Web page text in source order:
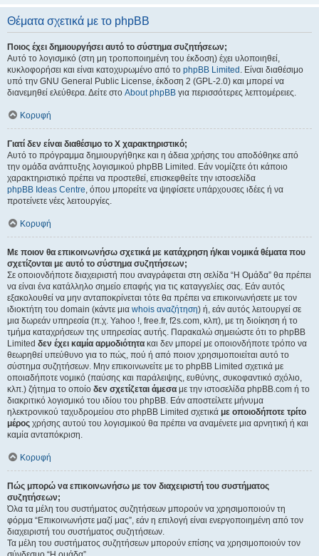
Θέματα σχετικά με το phpBB
Ποιος έχει δημιουργήσει αυτό το σύστημα συζητήσεων;
Αυτό το λογισμικό (στη μη τροποποιημένη του έκδοση) έχει υλοποιηθεί,
κυκλοφορήσει και είναι κατοχυρωμένο από το phpBB Limited . Είναι διαθέσιμο
υπό την GNU General Public License, έκδοση 2 (GPL-2.0) και μπορεί να
διανεμηθεί ελεύθερα. Δείτε στο About phpBB για περισσότερες λεπτομέρειες.
Κορυφή
Γιατί δεν είναι διαθέσιμο το Χ χαρακτηριστικό;
Αυτό το πρόγραμμα δημιουργήθηκε και η άδεια χρήσης του αποδόθηκε από
την ομάδα ανάπτυξης λογισμικού phpBB Limited. Εάν νομίζετε ότι κάποιο
χαρακτηριστικό πρέπει να προστεθεί, επισκεφθείτε την ιστοσελίδα
phpBB Ideas Centre, όπου μπορείτε να ψηφίσετε υπάρχουσες ιδέες ή να
προτείνετε νέες λειτουργίες.
Κορυφή
Με ποιον θα επικοινωνήσω σχετικά με κατάχρηση ή/και νομικά θέματα που
σχετίζονται με αυτό το σύστημα συζητήσεων;
Σε οποιονδήποτε διαχειριστή που αναγράφεται στη σελίδα “Η Ομάδα” θα πρέπει
να είναι ένα κατάλληλο σημείο επαφής για τις καταγγελίες σας. Εάν αυτός
εξακολουθεί να μην ανταποκρίνεται τότε θα πρέπει να επικοινωνήσετε με τον
ιδιοκτήτη του domain (κάντε μια whois αναζήτηση) ή, εάν αυτός λειτουργεί σε
μια δωρεάν υπηρεσία (π.χ. Yahoo !, free.fr, f2s.com, κλπ), με τη διοίκηση ή το
τμήμα καταχρήσεων της υπηρεσίας αυτής. Παρακαλώ σημειώστε ότι το phpBB
Limited δεν έχει καμία αρμοδιότητα και δεν μπορεί με οποιονδήποτε τρόπο να
θεωρηθεί υπεύθυνο για το πώς, πού ή από ποιον χρησιμοποιείται αυτό το
σύστημα συζητήσεων. Μην επικοινωνείτε με το phpBB Limited σχετικά με
οποιαδήποτε νομικό (παύσης και παράλειψης, ευθύνης, συκοφαντικό σχόλιο,
κλπ.) ζήτημα το οποίο δεν σχετίζεται άμεσα με την ιστοσελίδα phpBB.com ή το
διακριτικό λογισμικό του ιδίου του phpBB. Εάν αποστείλετε μήνυμα
ηλεκτρονικού ταχυδρομείου στο phpBB Limited σχετικά με οποιοδήποτε τρίτο
μέρος χρήσης αυτού του λογισμικού θα πρέπει να αναμένετε μια αρνητική ή και
καμία ανταπόκριση.
Κορυφή
Πώς μπορώ να επικοινωνήσω με τον διαχειριστή του συστήματος
συζητήσεων;
Όλα τα μέλη του συστήματος συζητήσεων μπορούν να χρησιμοποιούν τη
φόρμα “Επικοινωνήστε μαζί μας”, εάν η επιλογή είναι ενεργοποιημένη από τον
διαχειριστή του συστήματος συζητήσεων.
Τα μέλη του συστήματος συζητήσεων μπορούν επίσης να χρησιμοποιούν τον